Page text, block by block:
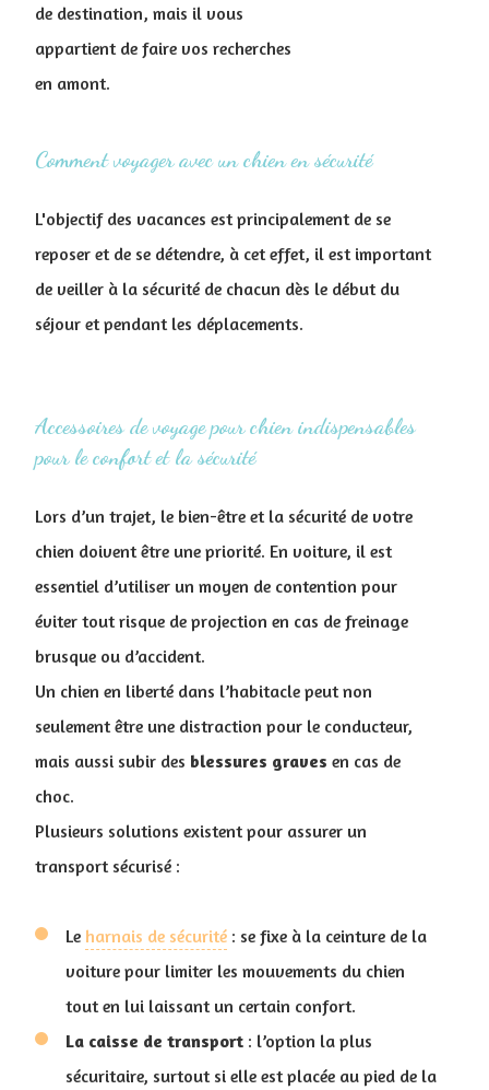
de destination, mais il vous
appartient de faire vos recherches
en amont.
Comment voyager avec un chien en sécurité
L'objectif des vacances est principalement de se
reposer et de se détendre, à cet effet, il est important
de veiller à la sécurité de chacun dès le début du
séjour et pendant les déplacements.
Accessoires de voyage pour chien indispensables
pour le confort et la sécurité
Lors d’un trajet, le bien-être et la sécurité de votre
chien doivent être une priorité. En voiture, il est
essentiel d’utiliser un moyen de contention pour
éviter tout risque de projection en cas de freinage
brusque ou d’accident.
Un chien en liberté dans l’habitacle peut non
seulement être une distraction pour le conducteur,
mais aussi subir des blessures graves en cas de
choc.
Plusieurs solutions existent pour assurer un
transport sécurisé :
Le harnais de sécurité : se fixe à la ceinture de la
voiture pour limiter les mouvements du chien
tout en lui laissant un certain confort.
La caisse de transport : l’option la plus
sécuritaire, surtout si elle est placée au pied de la